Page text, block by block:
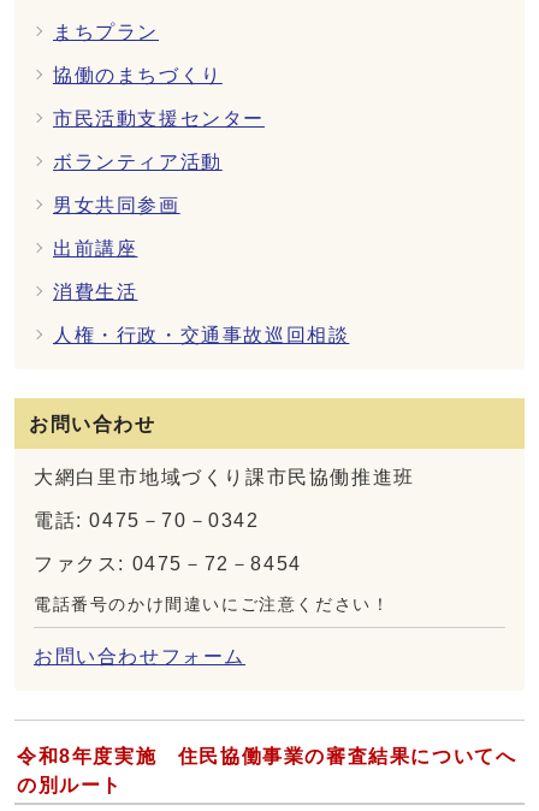
まちプラン
協働のまちづくり
市民活動支援センター
ボランティア活動
男女共同参画
出前講座
消費生活
人権・行政・交通事故巡回相談
お問い合わせ
大網白里市地域づくり課市民協働推進班
電話: 0475－70－0342
ファクス: 0475－72－8454
電話番号のかけ間違いにご注意ください！
お問い合わせフォーム
令和8年度実施 住民協働事業の審査結果についてへ
の別ルート